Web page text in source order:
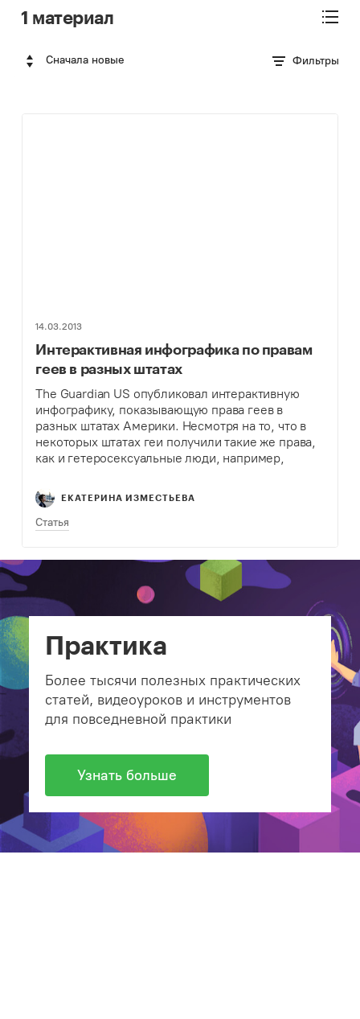
1 материал
Сначала новые Фильтры
14.03.2013
Интерактивная инфографика по правам
геев в разных штатах
The Guardian US опубликовал интерактивную
инфографику, показывающую права геев в
разных штатах Америки. Несмотря на то, что в
некоторых штатах геи получили такие же права,
как и гетеросексуальные люди, например,
других они, по-прежнему,…
ЕКАТЕРИНА ИЗМЕСТЬЕВА
Статья
Практика
Более тысячи полезных практических
статей, видеоуроков и инструментов
для повседневной практики
Узнать больше